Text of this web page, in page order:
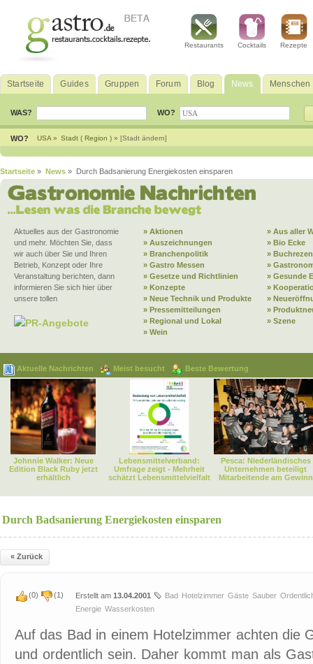
Restaurants Cocktails Rezepte
Startseite Guides Gruppen Forum Blog News Menschen
WAS? WO?
WO? USA » Stadt ( Region ) » [Stadt ändern]
Startseite » News » Durch Badsanierung Energiekosten einsparen
Aktuelles aus der Gastronomie
und mehr. Möchten Sie, dass
wir auch über Sie und Ihren
Betrieb, Konzept oder Ihre
Veranstaltung berichten, dann
informieren Sie sich hier über
unsere tollen
PR-Angebote
» Aktionen
» Aus aller
» Auszeichnungen
» Bio Ecke
» Branchenpolitik
»
» Gastro Messen
»
» Gesetze und Richtlinien
» Gesunde
» Konzepte
»
» Neue Technik und Produkte
»
» Pressemitteilungen
»
» Regional und Lokal
» Szene
» Wein
Aktuelle Nachrichten Meist besucht Beste Bewertung
Johnnie Walker: Neue
Edition Black Ruby jetzt
erhältlich
Lebensmittelverband:
Umfrage zeigt - Mehrheit
schätzt Lebensmittelvielfalt
Pesca: Niederländisches
Unternehmen beteiligt
Mitarbeitende am Gewinn
Durch Badsanierung Energiekosten einsparen
« Zurück
(0) (1) Erstellt am 13.04.2001 Bad Hotelzimmer Gäste Sauber
Energie Wasserkosten
Auf das Bad in einem Hotelzimmer achten die
und ordentlich sein. Daher kommt man als